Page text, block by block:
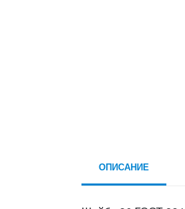
ОПИСАНИЕ